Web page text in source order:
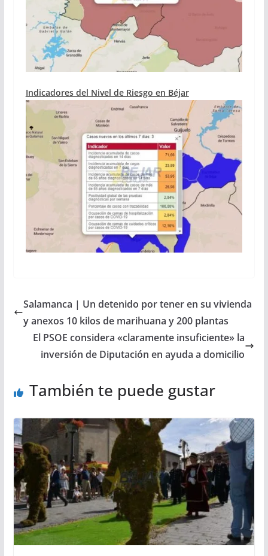
Indicadores del Nivel de Riesgo en Béjar
Salamanca | Un detenido por tener en su vivienda
y anexos 10 kilos de marihuana y 200 plantas
El PSOE considera «claramente insuficiente» la
inversión de Diputación en ayuda a domicilio
También te puede gustar